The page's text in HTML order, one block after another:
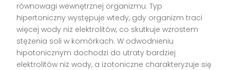
równowagi wewnętrznej organizmu. Typ
hipertoniczny występuje wtedy, gdy organizm traci
więcej wody niż elektrolitów, co skutkuje wzrostem
stężenia soli w komórkach. W odwodnieniu
hipotonicznym dochodzi do utraty bardziej
elektrolitów niż wody, a izotoniczne charakteryzuje się